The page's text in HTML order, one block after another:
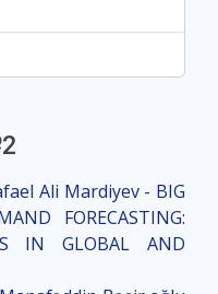
Ali Mardiyev - BIG
FORECASTING:
IN GLOBAL AND